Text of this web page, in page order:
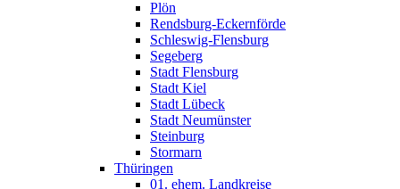
Plön
Rendsburg-Eckernförde
Schleswig-Flensburg
Segeberg
Stadt Flensburg
Stadt Kiel
Stadt Lübeck
Stadt Neumünster
Steinburg
Stormarn
Thüringen
01. ehem. Landkreise